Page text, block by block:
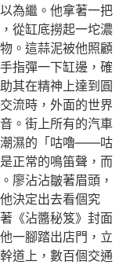
為繼。他拿著一把
從缸底撈起一坨濃
。這蒜泥被他照顧
指彈一下缸邊，確
其在精神上達到圓
流時，外面的世界
。街上所有的汽車
潮濕的「咕嚕——咕
正常的鳴笛聲，而
廖沾沾皺著眉頭，
決定出去看個究
《沾醬秘笈》封面
一腳踏出店門，立
道上，數百個交通